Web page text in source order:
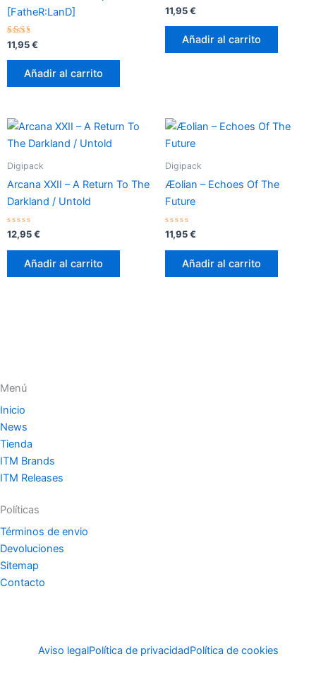
[FatheR:LanD]
Valorado
con
2.20
de 5
11,95€
Añadir al carrito
Valorado
con
0
11,95€
Añadir al carrito
Digipack
Arcana XXII – A Return To The
Darkland / Untold
Valorado
con
0
12,95€
Añadir al carrito
Digipack
Æolian – Echoes Of The
Future
Valorado
con
0
11,95€
Añadir al carrito
Menú
Inicio
News
Tienda
ITM Brands
ITM Releases
Políticas
Términos de envio
Devoluciones
Sitemap
Contacto
Aviso legalPolítica de privacidadPolítica de cookies